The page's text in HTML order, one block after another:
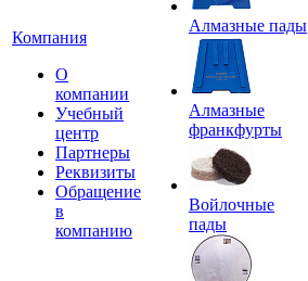
Компания
О
компании
Учебный
центр
Партнеры
Реквизиты
Обращение
в
компанию
Алмазные пады
Алмазные
франкфурты
Войлочные
пады